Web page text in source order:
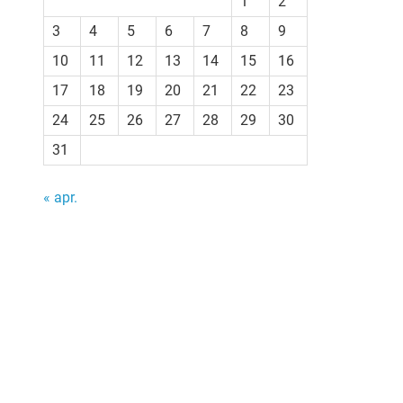
3
4 5 6 7 8
9
10
11 12 13 14 15
16
17
18 19 20 21 22
23
24
25 26 27 28 29
30
31
« apr.